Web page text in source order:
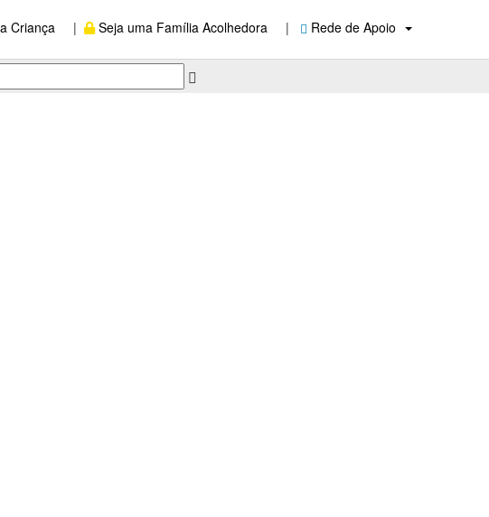
Criança | Seja uma Família Acolhedora | Rede de Apoio